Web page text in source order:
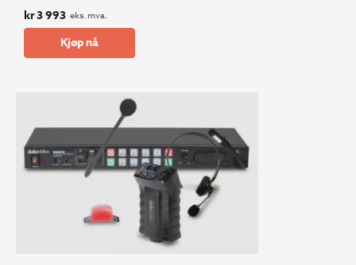
kr3 993 eks. mva.
Kjøp nå